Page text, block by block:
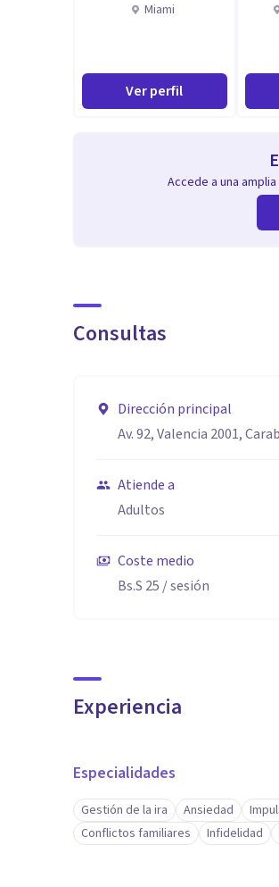
Miami
Ver perfil
Accede a una
Consultas
Dirección principal
Av. 92, Valencia 2001,
Atiende a
Adultos
Coste medio
Bs.S 25 / sesión
Experiencia
Especialidades
Gestión de la ira Ansiedad
Conflictos familiares
Infidelidad